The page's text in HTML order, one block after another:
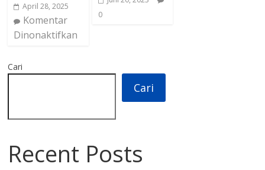
April 28, 2025
Komentar
Dinonaktifkan
0
Cari
Cari
Recent Posts